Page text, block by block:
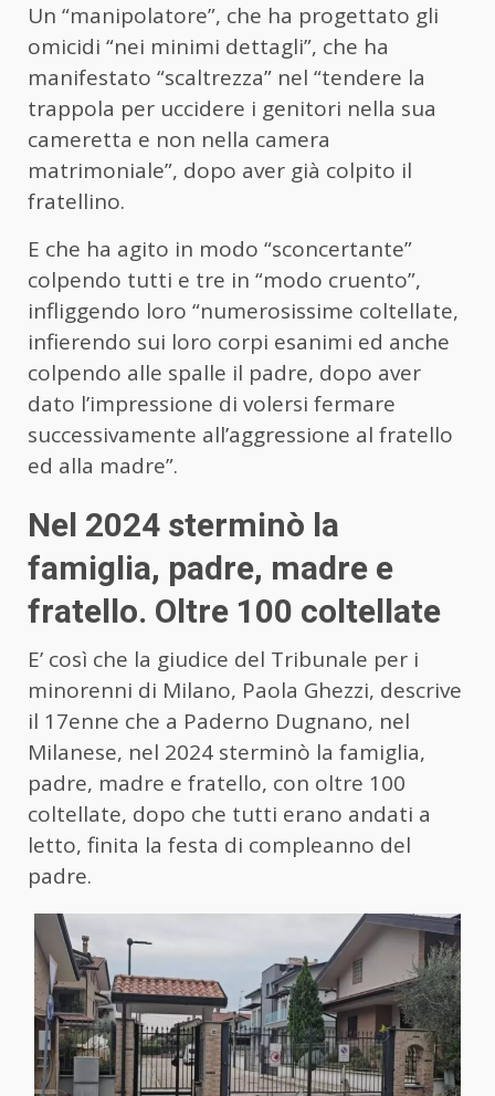
Un “manipolatore”, che ha progettato gli
omicidi “nei minimi dettagli”, che ha
manifestato “scaltrezza” nel “tendere la
trappola per uccidere i genitori nella sua
cameretta e non nella camera
matrimoniale”, dopo aver già colpito il
fratellino.
E che ha agito in modo “sconcertante”
colpendo tutti e tre in “modo cruento”,
infliggendo loro “numerosissime coltellate,
infierendo sui loro corpi esanimi ed anche
colpendo alle spalle il padre, dopo aver
dato l’impressione di volersi fermare
successivamente all’aggressione al fratello
ed alla madre”.
Nel 2024 sterminò la
famiglia, padre, madre e
fratello. Oltre 100 coltellate
E’ così che la giudice del Tribunale per i
minorenni di Milano, Paola Ghezzi, descrive
il 17enne che a Paderno Dugnano, nel
Milanese, nel 2024 sterminò la famiglia,
padre, madre e fratello, con oltre 100
coltellate, dopo che tutti erano andati a
letto, finita la festa di compleanno del
padre.